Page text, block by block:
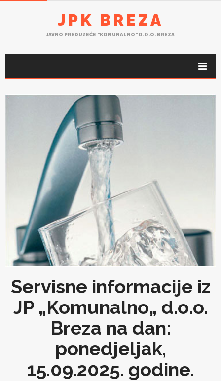
JPK BREZA
JAVNO PREDUZEĆE "KOMUNALNO" D.O.O. BREZA
Servisne informacije iz
JP „Komunalno„ d.o.o.
Breza na dan:
ponedjeljak,
15.09.2025. godine.